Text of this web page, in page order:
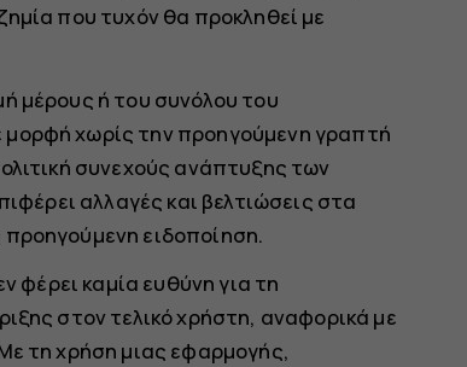
που τυχόν θα προκληθεί με
μέρους ή του συνόλου του
χωρίς την προηγούμενη γραπτή
συνεχούς ανάπτυξης των
αλλαγές και βελτιώσεις στα
ειδοποίηση.
φέρει καμία ευθύνη για τη
στον τελικό χρήστη, αναφορικά με
τη χρήση μιας εφαρμογής,